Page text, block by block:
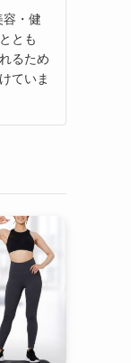
・健
とも
るため
ていま